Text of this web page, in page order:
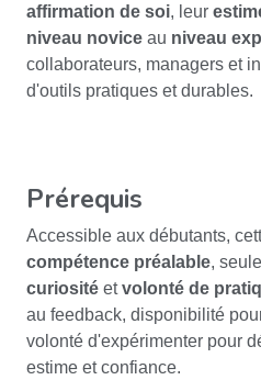
affirmation de soi, leur
niveau novice au niveau
collaborateurs, managers et
d'outils pratiques et durables.
Prérequis
Accessible aux débutants,
compétence préalable,
curiosité etvolonté de
au feedback, disponibilité
volonté d'expérimenter pour
estime et confiance.